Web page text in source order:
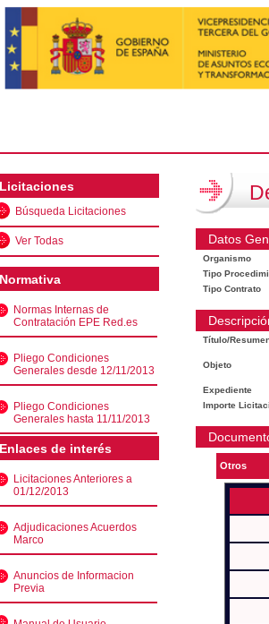
Licitaciones
Búsqueda Licitaciones
Ver Todas
Normativa
Normas Internas de
Contratación EPE Red.es
Pliego Condiciones
Generales desde 12/11/2013
Pliego Condiciones
Generales hasta 11/11/2013
Enlaces de interés
Licitaciones Anteriores a
01/12/2013
Adjudicaciones Acuerdos
Marco
Anuncios de Informacion
Previa
Datos
Organismo
Tipo
Tipo Contrato
Título/
Objeto
Expediente
Importe
Otros